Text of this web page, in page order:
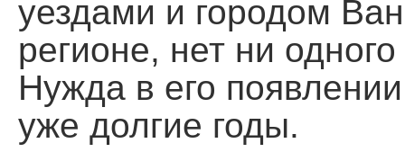
уездами и городом
регионе, нет ни
Нужда в его
уже долгие годы.